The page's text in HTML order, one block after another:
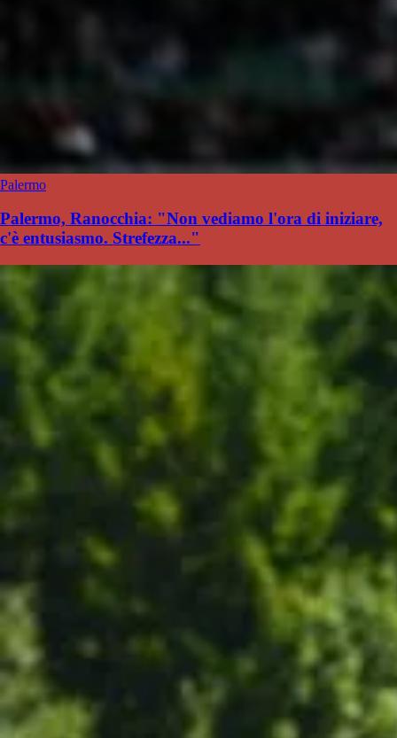
Palermo
Palermo, Ranocchia: "Non vediamo l'ora di iniziare,
c'è entusiasmo. Strefezza..."